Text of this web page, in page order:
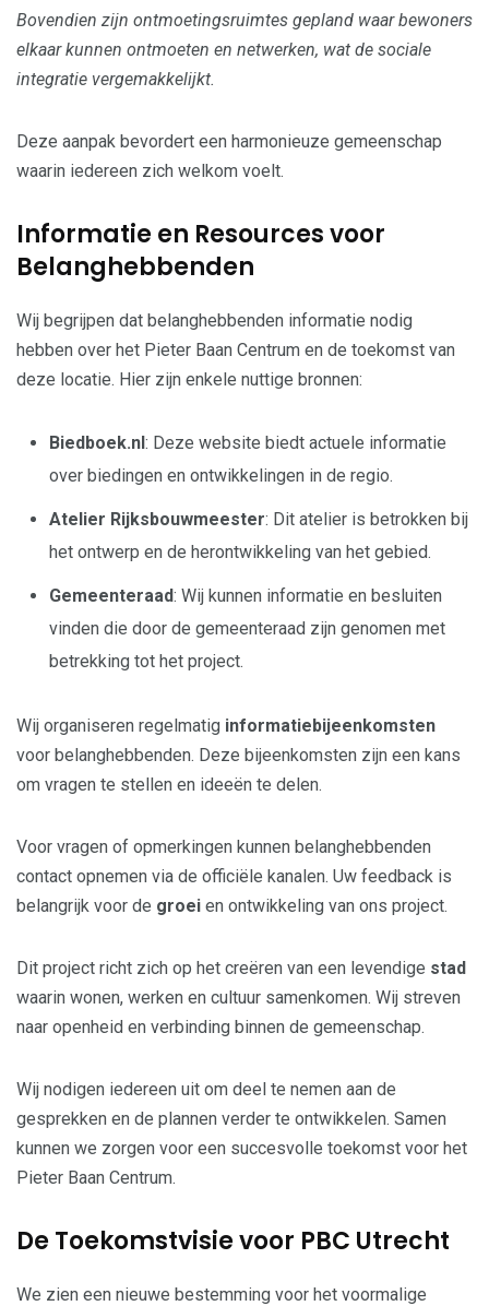
Bovendien zijn ontmoetingsruimtes gepland waar bewoners
elkaar kunnen ontmoeten en netwerken, wat de sociale
integratie vergemakkelijkt.
Deze aanpak bevordert een harmonieuze gemeenschap
waarin iedereen zich welkom voelt.
Informatie en Resources voor
Belanghebbenden
Wij begrijpen dat belanghebbenden informatie nodig
hebben over het Pieter Baan Centrum en de toekomst van
deze locatie. Hier zijn enkele nuttige bronnen:
Biedboek.nl: Deze website biedt actuele informatie
over biedingen en ontwikkelingen in de regio.
Atelier Rijksbouwmeester: Dit atelier is betrokken bij
het ontwerp en de herontwikkeling van het gebied.
Gemeenteraad: Wij kunnen informatie en besluiten
vinden die door de gemeenteraad zijn genomen met
betrekking tot het project.
Wij organiseren regelmatig informatiebijeenkomsten
voor belanghebbenden. Deze bijeenkomsten zijn een kans
om vragen te stellen en ideeën te delen.
Voor vragen of opmerkingen kunnen belanghebbenden
contact opnemen via de officiële kanalen. Uw feedback is
belangrijk voor de groei en ontwikkeling van ons project.
Dit project richt zich op het creëren van een levendige stad
waarin wonen, werken en cultuur samenkomen. Wij streven
naar openheid en verbinding binnen de gemeenschap.
Wij nodigen iedereen uit om deel te nemen aan de
gesprekken en de plannen verder te ontwikkelen. Samen
kunnen we zorgen voor een succesvolle toekomst voor het
Pieter Baan Centrum.
De Toekomstvisie voor PBC Utrecht
We zien een nieuwe bestemming voor het voormalige